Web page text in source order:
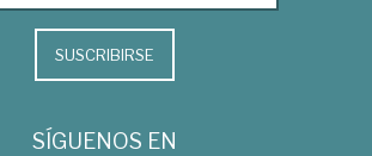
SUSCRIBIRSE
SÍGUENOS EN